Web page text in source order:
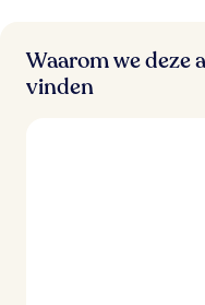
Waarom we deze
vinden